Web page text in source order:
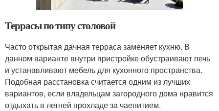
Террасы по типу столовой
Часто открытая дачная терраса заменяет кухню. В
данном варианте внутри пристройке обустраивают печь
и устанавливают мебель для кухонного пространства.
Подобная расстановка считается одним из лучших
вариантов, если владельцам загородного дома нравится
отдыхать в летней прохладе за чаепитием.